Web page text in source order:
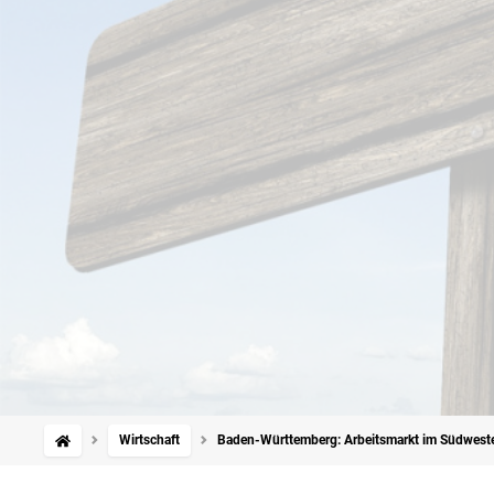
Wirtschaft Baden-Württemberg: Arbeitsmarkt im